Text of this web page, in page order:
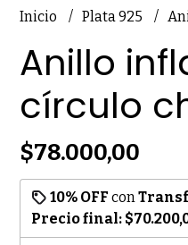
Inicio Plata 925
Anillo
círculo
$78.000,00
10% OFF con
Precio final: